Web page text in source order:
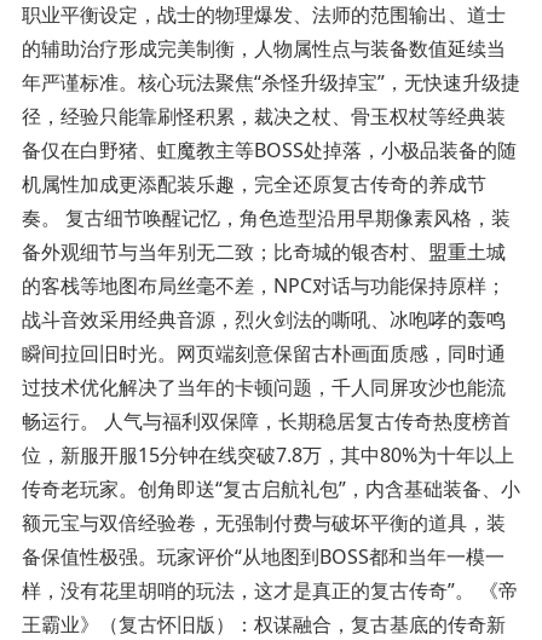
职业平衡设定，战士的物理爆发、法师的范围输出、道士
的辅助治疗形成完美制衡，人物属性点与装备数值延续当
年严谨标准。核心玩法聚焦“杀怪升级掉宝”，无快速升级捷
径，经验只能靠刷怪积累，裁决之杖、骨玉权杖等经典装
备仅在白野猪、虹魔教主等BOSS处掉落，小极品装备的随
机属性加成更添配装乐趣，完全还原复古传奇的养成节
奏。 复古细节唤醒记忆，角色造型沿用早期像素风格，装
备外观细节与当年别无二致；比奇城的银杏村、盟重土城
的客栈等地图布局丝毫不差，NPC对话与功能保持原样；
战斗音效采用经典音源，烈火剑法的嘶吼、冰咆哮的轰鸣
瞬间拉回旧时光。网页端刻意保留古朴画面质感，同时通
过技术优化解决了当年的卡顿问题，千人同屏攻沙也能流
畅运行。 人气与福利双保障，长期稳居复古传奇热度榜首
位，新服开服15分钟在线突破7.8万，其中80%为十年以上
传奇老玩家。创角即送“复古启航礼包”，内含基础装备、小
额元宝与双倍经验卷，无强制付费与破坏平衡的道具，装
备保值性极强。玩家评价“从地图到BOSS都和当年一模一
样，没有花里胡哨的玩法，这才是真正的复古传奇”。 《帝
王霸业》（复古怀旧版）：权谋融合，复古基底的传奇新